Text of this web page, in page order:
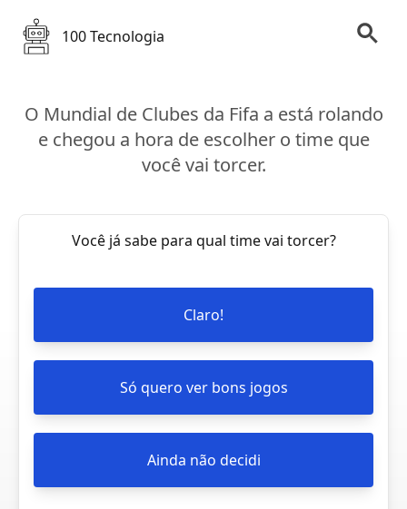
100 Tecnologia
O Mundial de Clubes da Fifa a está rolando
e chegou a hora de escolher o time que
você vai torcer.
Você já sabe para qual time vai torcer?
Claro!
Só quero ver bons jogos
Ainda não decidi